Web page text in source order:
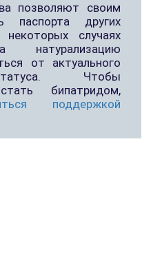
позволяют своим
паспорта других
случаях
натурализацию
от актуального
Чтобы
бипатридом,
поддержкой